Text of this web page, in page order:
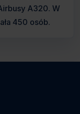
A320. W
450 osób.